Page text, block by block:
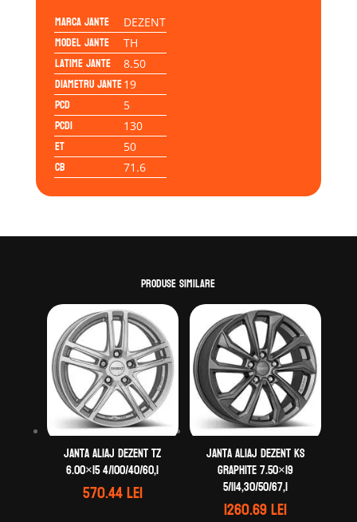
Marca jante DEZENT
Model jante TH
Latime jante 8.50
Diametru jante19
PCD 5
PCD1 130
ET 50
CB 71.6
Produse similare
Janta aliaj DEZENT TZ
6.00×15 4/100/40/60,1
570.44lei
Janta aliaj DEZENT KS
graphite 7.50×19
5/114,30/50/67,1
1260.69lei